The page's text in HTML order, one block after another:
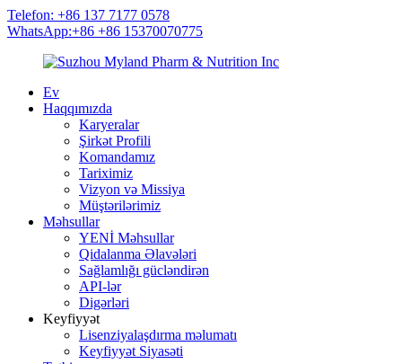
Telefon: +86 137 7177 0578
WhatsApp:+86 +86 15370070775
Ev
Haqqımızda
Karyeralar
Şirkət Profili
Komandamız
Tariximiz
Vizyon və Missiya
Müştərilərimiz
Məhsullar
YENİ Məhsullar
Qidalanma Əlavələri
Sağlamlığı gücləndirən
API-lər
Digərləri
Keyfiyyət
Lisenziyalaşdırma məlumatı
Keyfiyyət Siyasəti